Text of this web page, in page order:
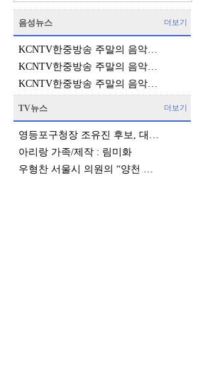
음성뉴스
KCNTV한중방송 주말의 음악…
KCNTV한중방송 주말의 음악…
KCNTV한중방송 주말의 음악…
더보기
TV뉴스
영등포구청장 조유진 후보, 대…
아리랑 가족/제작 : 림미화
우형찬 서울시 의원의 “양천 …
더보기